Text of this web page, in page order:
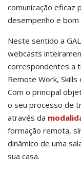
comunicação eficaz
desempenho e
Neste sentido a
webcasts
correspondentes a
Remote Work, Skills
Com o principal
o seu processo de
através da
formação remota,
dinâmico de uma
sua casa.